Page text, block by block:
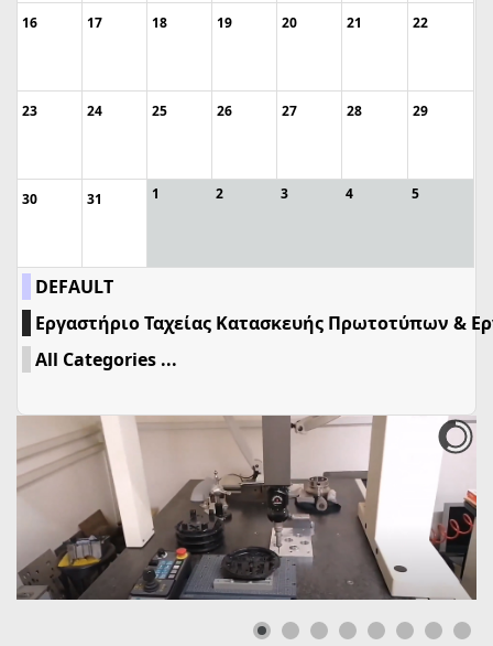
16 17 18 19 20 21 22
23 24 25 26 27 28 29
30 31 1 2 3 4 5
DEFAULT
Εργαστήριο Ταχείας Κατασκευής Πρωτοτύπων &
All Categories ...